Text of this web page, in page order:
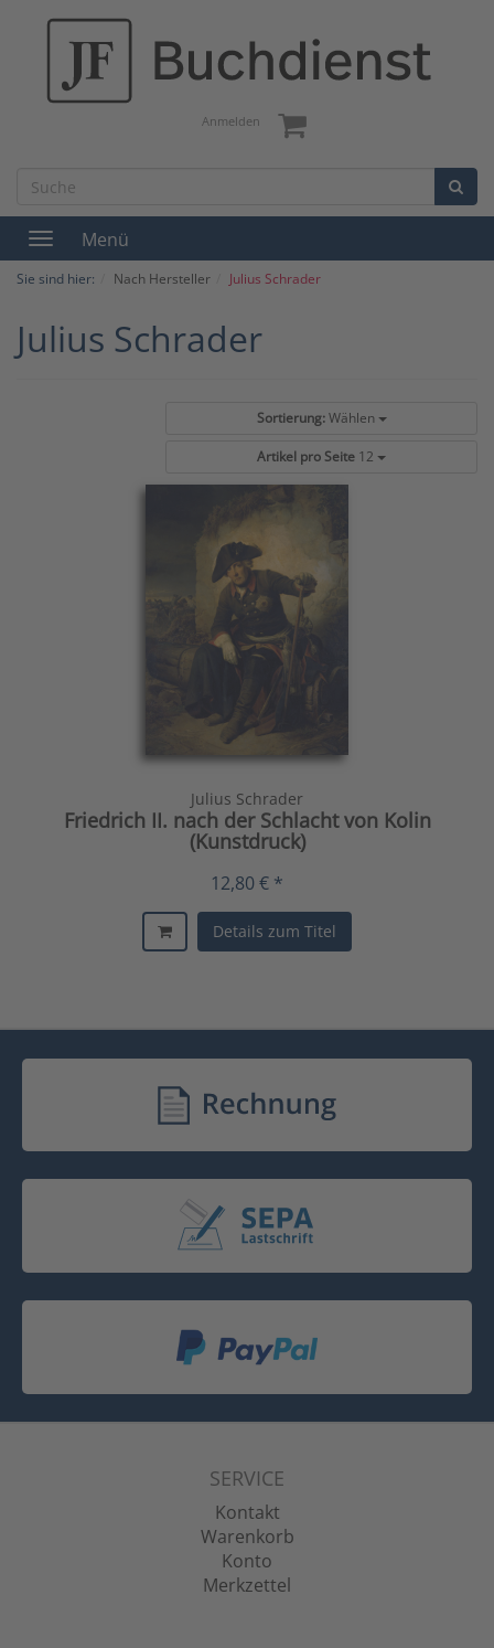
Anmelden
Toggle
navigation
Menü
Sie sind hier: Nach Hersteller Julius Schrader
Julius Schrader
Sortierung: Wählen
Artikel pro Seite 12
Julius Schrader
Friedrich II. nach der Schlacht von Kolin
(Kunstdruck)
12,80 € *
Details zum Titel
SERVICE
Kontakt
Warenkorb
Konto
Merkzettel